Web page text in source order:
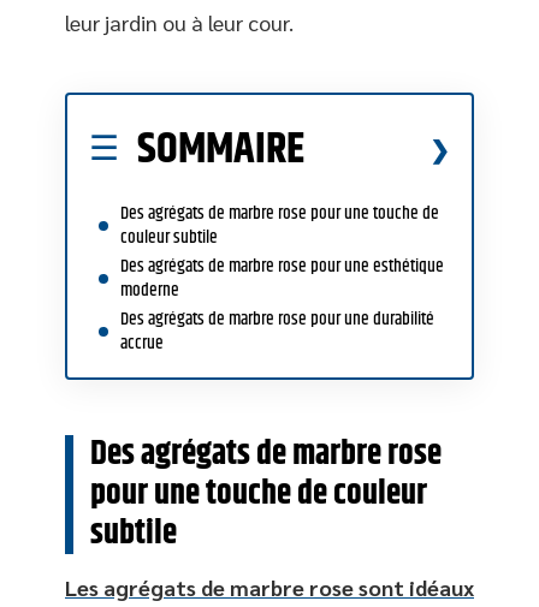
leur jardin ou à leur cour.
SOMMAIRE
Des agrégats de marbre rose pour une touche de
couleur subtile
Des agrégats de marbre rose pour une esthétique
moderne
Des agrégats de marbre rose pour une durabilité
accrue
Des agrégats de marbre rose
pour une touche de couleur
subtile
Les agrégats de marbre rose sont idéaux